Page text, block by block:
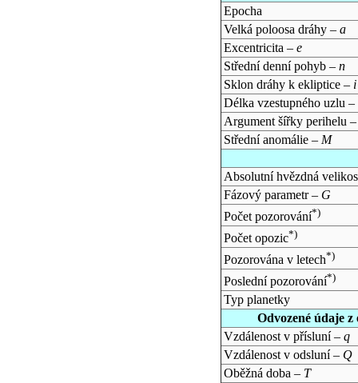
Epocha
Velká poloosa dráhy – a
Excentricita – e
Střední denní pohyb – n
Sklon dráhy k ekliptice – i
Délka vzestupného uzlu –
Argument šířky perihelu
Střední anomálie – M
Absolutní hvězdná
Fázový parametr – G
Počet pozorování*)
Počet opozic*)
Pozorována v letech*)
Poslední pozorování*)
Typ planetky
Odvozené údaje
Vzdálenost v přísluní – q
Vzdálenost v odsluní – Q
Oběžná doba – T